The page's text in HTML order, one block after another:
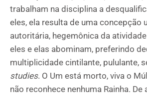
trabalham na disciplina a
eles, ela resulta de uma concepção
autoritária, hegemônica da
eles e elas abominam, preferindo
multiplicidade cintilante, pululante,
studies. O Um está morto, viva o
não reconhece nenhuma Rainha. De